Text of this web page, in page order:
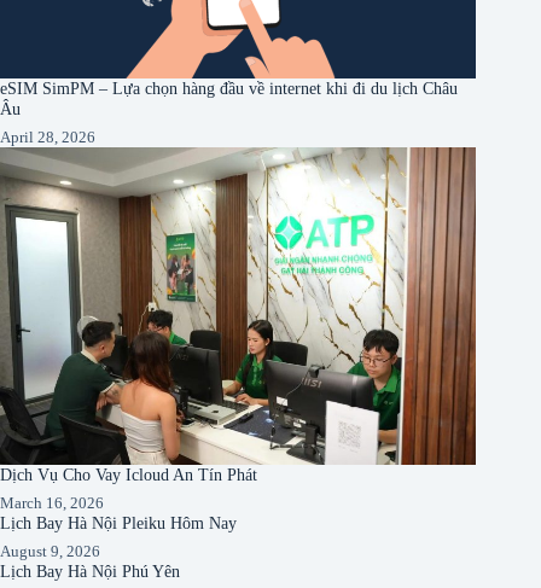
eSIM SimPM – Lựa chọn hàng đầu về internet khi đi du lịch Châu
Âu
April 28, 2026
Dịch Vụ Cho Vay Icloud An Tín Phát
March 16, 2026
Lịch Bay Hà Nội Pleiku Hôm Nay
August 9, 2026
Lịch Bay Hà Nội Phú Yên